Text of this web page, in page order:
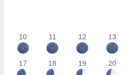
10 11 12 13
17 18 19 20